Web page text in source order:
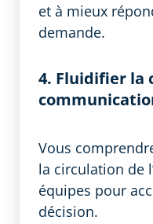
et à mieux
demande.
4. Fluidifier la
Vous
la circulation de
équipes pour
décision.